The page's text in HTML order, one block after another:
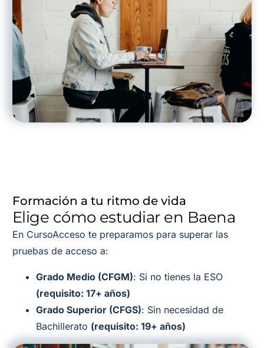
Formación a tu ritmo de vida
Elige cómo estudiar en Baena
En CursoAcceso te preparamos para superar las
pruebas de acceso a:
Grado Medio (CFGM): Si no tienes la ESO
(requisito: 17+ años)
Grado Superior (CFGS): Sin necesidad de
Bachillerato (requisito: 19+ años)